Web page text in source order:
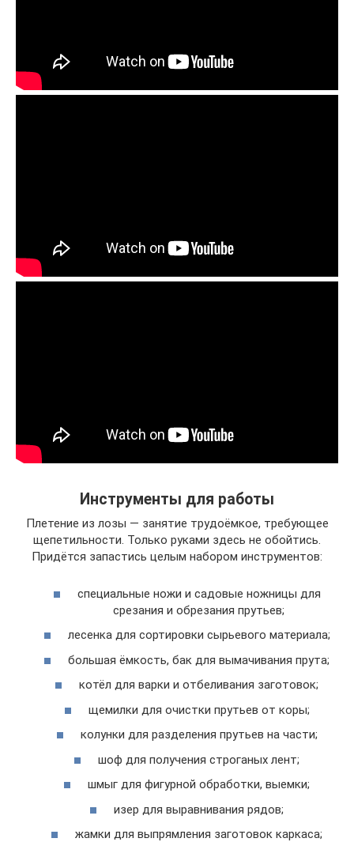
Инструменты для работы
Плетение из лозы — занятие трудоёмкое, требующее
щепетильности. Только руками здесь не обойтись.
Придётся запастись целым набором инструментов:
специальные ножи и садовые ножницы для
срезания и обрезания прутьев;
лесенка для сортировки сырьевого материала;
большая ёмкость, бак для вымачивания прута;
котёл для варки и отбеливания заготовок;
щемилки для очистки прутьев от коры;
колунки для разделения прутьев на части;
шоф для получения строганых лент;
шмыг для фигурной обработки, выемки;
изер для выравнивания рядов;
жамки для выпрямления заготовок каркаса;